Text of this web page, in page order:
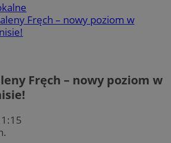
Fręch – nowy poziom w
Fręch – nowy poziom w